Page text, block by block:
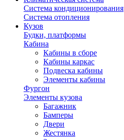
Система кондиционирования
Система отопления
Кузов
Будки, платформы
Кабина
Кабины в сборе
Кабины каркас
Подвеска кабины
Элементы кабины
Фургон
Элементы кузова
Багажник
Бамперы
Двери
Жестянка